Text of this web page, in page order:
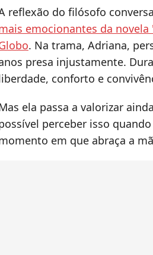
reflexão do filósofo
emocionantes da
. Na trama, Adriana,
presa injustamente.
conforto e
ela passa a valorizar
perceber isso
em que abraça a